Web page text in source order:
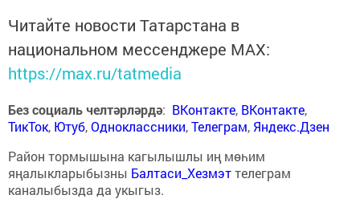
Читайте новости Татарстана в
национальном мессенджере MАХ:
https://max.ru/tatmedia
Без социаль челтәрләрдә: ВКонтакте, ВКонтакте,
ТикТок, Ютуб,Одноклассники,Телеграм, Яндекс.Дзен
Район тормышына кагылышлы иң мөһим
яңалыкларыбызны Балтаси_Хезмэттелеграм
каналыбызда да укыгыз.